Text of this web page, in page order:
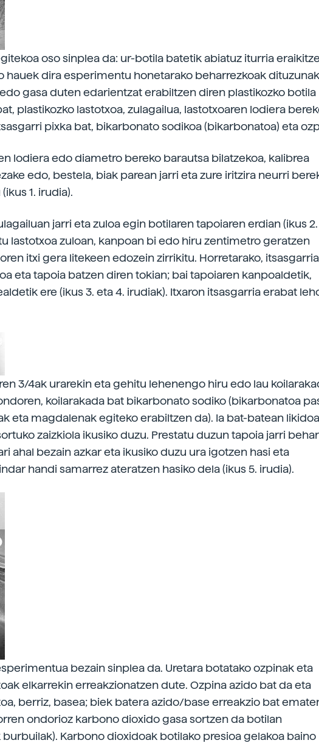
oso sinplea da: ur-botila batetik abiatuz iturria
hauek dira esperimentu honetarako beharrezkoak
gasa duten edarientzat erabiltzen diren plastikozko botila
plastikozko lastotxoa, zulagailua, lastotxoaren lodiera
pixka bat, bikarbonato sodikoa (bikarbonatoa) eta
lodiera edo diametro bereko barautsa bilatzekoa, kalibrea
edo, bestela, biak parean jarri eta zure iritzira neurri
1. irudia).
jarri eta zuloa egin botilaren tapoiaren erdian (ikus 2.
lastotxoa zuloan, kanpoan bi edo hiru zentimetro geratzen
itxi gera litekeen edozein zirrikitu. Horretarako, itsasgarria
eta tapoia batzen diren tokian; bai tapoiaren kanpoaldetik,
ere (ikus 3. eta 4. irudiak). Itxaron itsasgarria erabat
3/4ak urarekin eta gehitu lehenengo hiru edo lau
koilarakada bat bikarbonato sodiko (bikarbonatoa
eta magdalenak egiteko erabiltzen da). Ia bat-batean
zaizkiola ikusiko duzu. Prestatu duzun tapoia jarri behar
ahal bezain azkar eta ikusiko duzu ura igotzen hasi eta
handi samarrez ateratzen hasiko dela (ikus 5. irudia).
bezain sinplea da. Uretara botatako ozpinak eta
elkarrekin erreakzionatzen dute. Ozpina azido bat da eta
berriz, basea; biek batera azido/base erreakzio bat
ondorioz karbono dioxido gasa sortzen da botilan
Karbono dioxidoak botilako presioa gelakoa baino